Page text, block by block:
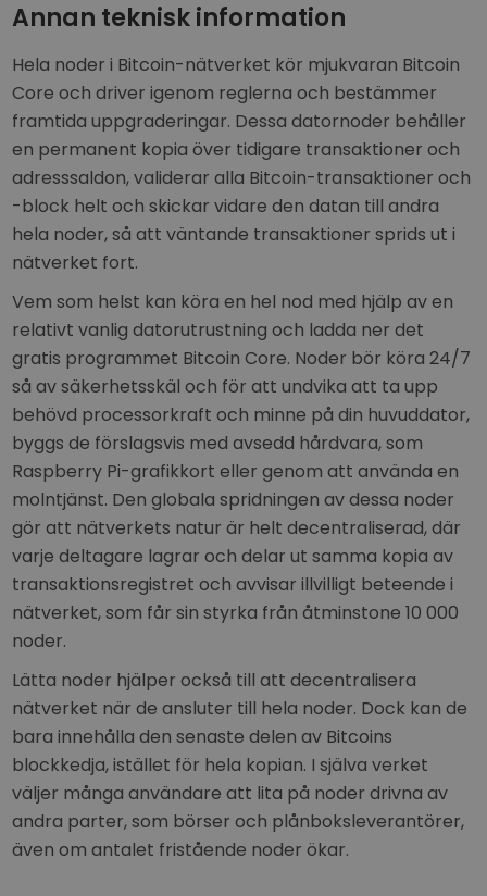
Annan teknisk information
Hela noder i Bitcoin-nätverket kör mjukvaran Bitcoin
Core och driver igenom reglerna och bestämmer
framtida uppgraderingar. Dessa datornoder behåller
en permanent kopia över tidigare transaktioner och
adresssaldon, validerar alla Bitcoin-transaktioner och
-block helt och skickar vidare den datan till andra
hela noder, så att väntande transaktioner sprids ut i
nätverket fort.
Vem som helst kan köra en hel nod med hjälp av en
relativt vanlig datorutrustning och ladda ner det
gratis programmet Bitcoin Core. Noder bör köra 24/7
så av säkerhetsskäl och för att undvika att ta upp
behövd processorkraft och minne på din huvuddator,
byggs de förslagsvis med avsedd hårdvara, som
Raspberry Pi-grafikkort eller genom att använda en
molntjänst. Den globala spridningen av dessa noder
gör att nätverkets natur är helt decentraliserad, där
varje deltagare lagrar och delar ut samma kopia av
transaktionsregistret och avvisar illvilligt beteende i
nätverket, som får sin styrka från åtminstone 10 000
noder.
Lätta noder hjälper också till att decentralisera
nätverket när de ansluter till hela noder. Dock kan de
bara innehålla den senaste delen av Bitcoins
blockkedja, istället för hela kopian. I själva verket
väljer många användare att lita på noder drivna av
andra parter, som börser och plånboksleverantörer,
även om antalet fristående noder ökar.